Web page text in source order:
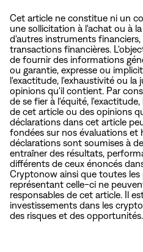
Cet article ne constitue ni un
une sollicitation à l'achat ou à
d'autres instruments
transactions financières.
de fournir des informations
ou garantie, expresse ou
l'exactitude, l'exhaustivité ou la
opinions qu'il contient. Par
de se fier à l'équité,
de cet article ou des opinions
déclarations dans cet article
fondées sur nos évaluations et
déclarations sont soumises à
entraîner des résultats,
différents de ceux énoncés
Cryptonow ainsi que toutes les
représentant celle-ci ne
responsables de cet article. Il
investissements dans les
des risques et des opportunités.